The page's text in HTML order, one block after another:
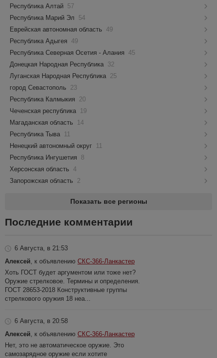
Республика Алтай 57
Республика Марий Эл
54
Еврейская автономная область 49
Республика Адыгея 49
Республика Северная Осетия - Алания 45
Донецкая Народная Республика 32
Луганская Народная Республика 25
город Севастополь
23
Республика Калмыкия
20
Чеченская республика 19
Магаданская область
14
Республика Тыва 11
Ненецкий автономный округ 11
Республика Ингушетия
8
Херсонская область 4
Запорожская область
2
Показать все регионы
Последние комментарии
6 Августа, в 21:53
Алексей , к объявлению СКС-366-Ланкастер
Хоть ГОСТ будет аргументом или тоже нет?
Оружие стрелковое. Термины и определения.
ГОСТ 28653-2018 Конструктивные группы
стрелкового оружия 18 неа...
6 Августа, в 20:58
Алексей , к объявлению СКС-366-Ланкастер
Нет, это не автоматическое оружие. Это
самозарядное оружие если хотите